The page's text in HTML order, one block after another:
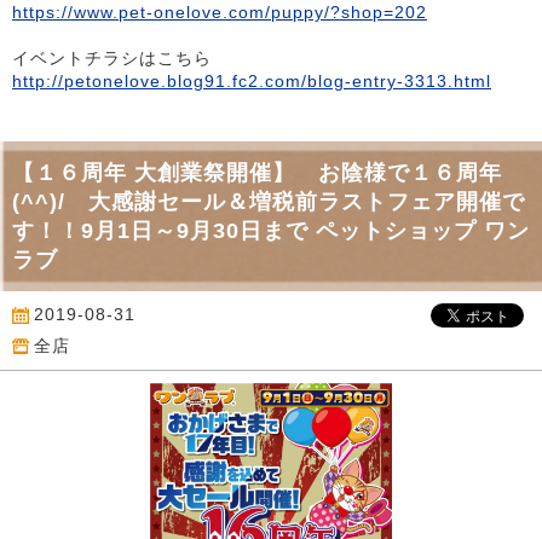
https://www.pet-onelove.com/puppy/?shop=202
イベントチラシはこちら
http://petonelove.blog91.fc2.com/blog-entry-3313.html
【１６周年 大創業祭開催】 お陰様で１６周年
(^^)/ 大感謝セール＆増税前ラストフェア開催で
す！！9月1日～9月30日まで ペットショップ ワン
ラブ
2019-08-31
全店